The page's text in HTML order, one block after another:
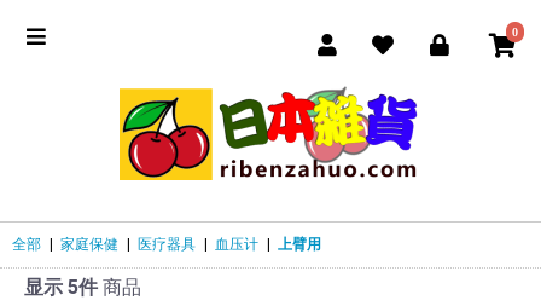
0
全部 家庭保健 医疗器具 血压计 上臂用
显示 5件 商品